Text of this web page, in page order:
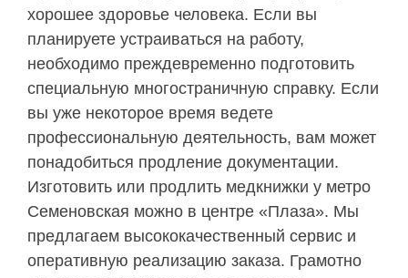
хорошее здоровье человека. Если вы
планируете устраиваться на работу,
необходимо преждевременно подготовить
специальную многостраничную справку. Если
вы уже некоторое время ведете
профессиональную деятельность, вам может
понадобиться продление документации.
Изготовить или продлить медкнижки у метро
Семеновская можно в центре «Плаза». Мы
предлагаем высококачественный сервис и
оперативную реализацию заказа. Грамотно